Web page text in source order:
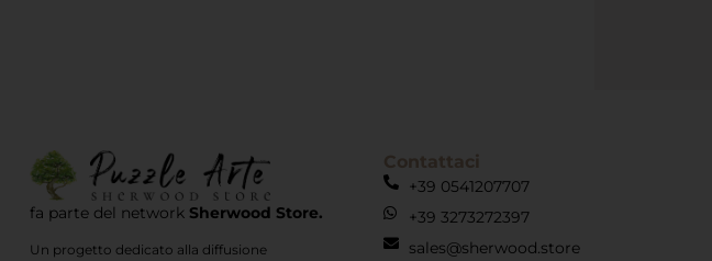
fa parte del network Sherwood Store.
Un progetto dedicato alla diffusione
Contattaci
+39 0541207707
+39 3273272397
sales@sherwood.store